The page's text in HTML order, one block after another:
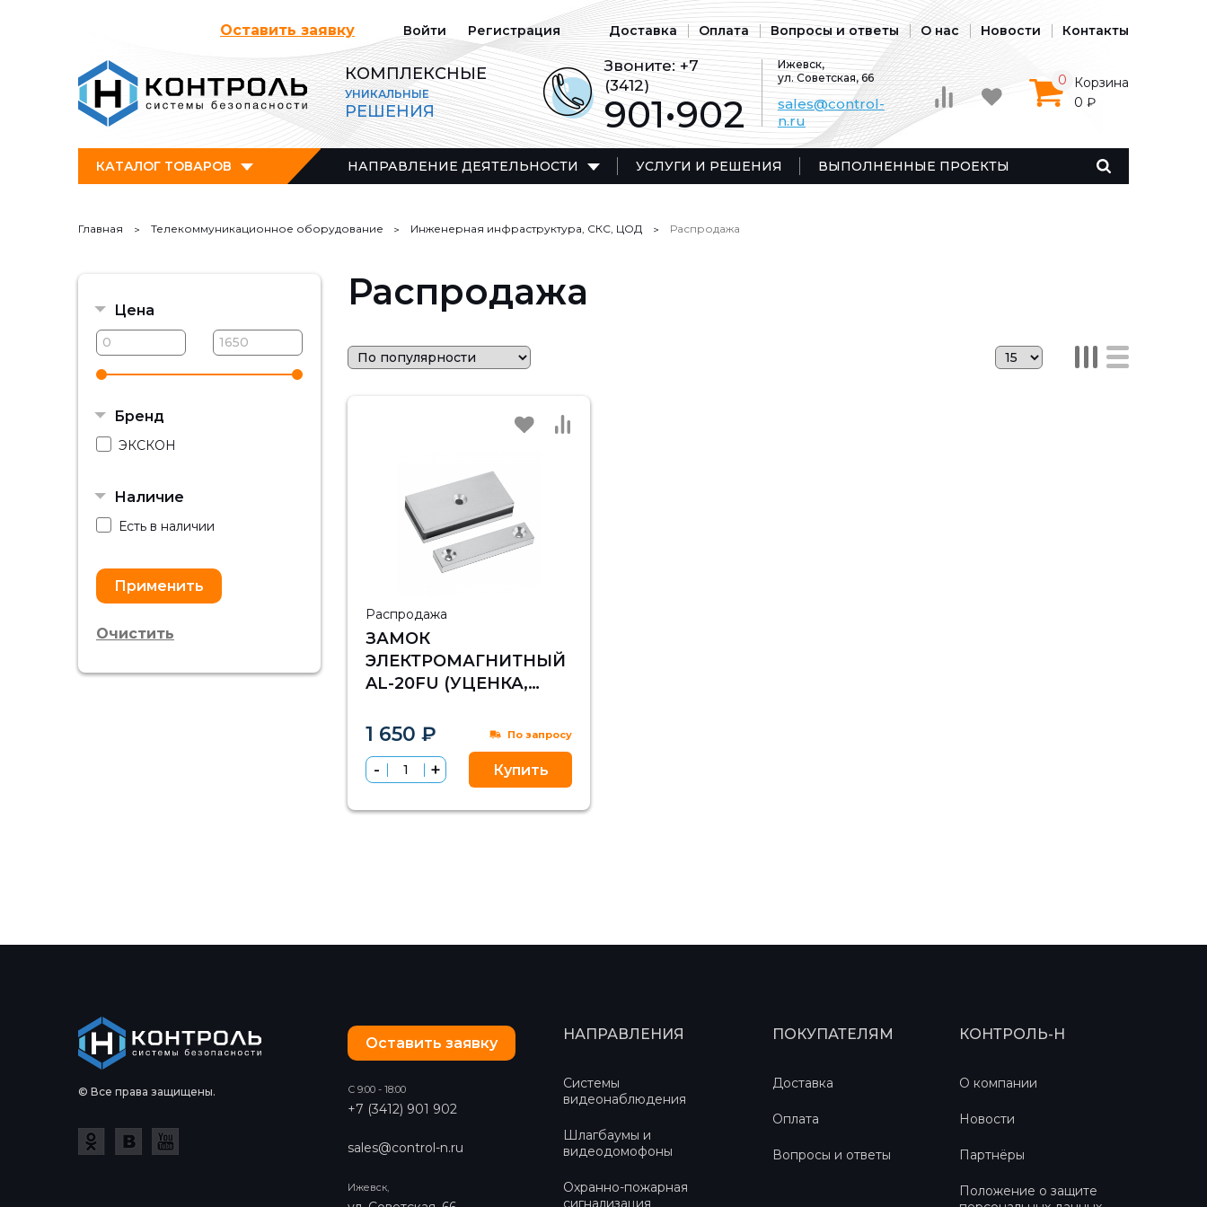
Оставить заявку Войти Регистрация Доставка Оплата Вопросы и ответы О нас Новости Контакты
КОМПЛЕКСНЫЕ
УНИКАЛЬНЫЕ
РЕШЕНИЯ
Звоните:+7
(3412)
901•902
Ижевск,
ул. Советская, 66
sales@control-
n.ru
Корзина
0
0 ₽
КАТАЛОГ ТОВАРОВ НАПРАВЛЕНИЕ ДЕЯТЕЛЬНОСТИ УСЛУГИ И РЕШЕНИЯ ВЫПОЛНЕННЫЕ ПРОЕКТЫ
Главная Телекоммуникационное оборудование Инженерная инфраструктура, СКС, ЦОД Распродажа
Распродажа
Распродажа
ЗАМОК
ЭЛЕКТРОМАГНИТНЫЙ
AL-20FU (УЦЕНКА,
1 650 ₽ По запросу
Купить
Цена
Бренд
ЭКСКОН
Наличие
Есть в наличии
Очистить
© Все права защищены.
Оставить заявку
С 9:00 - 18:00
+7 (3412) 901 902
sales@control-n.ru
Ижевск,
НАПРАВЛЕНИЯ
Системы
видеонаблюдения
Шлагбаумы и
видеодомофоны
Охранно-пожарная
сигнализация
ПОКУПАТЕЛЯМ
Доставка
Оплата
Вопросы и ответы
КОНТРОЛЬ-Н
О компании
Новости
Партнёры
Положение о защите